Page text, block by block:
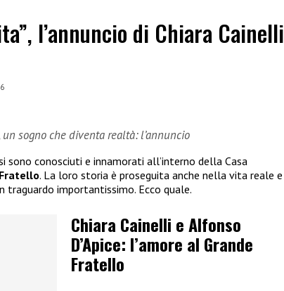
l’annuncio di Chiara Cainelli
un sogno che diventa realtà: l’annuncio
sono conosciuti e innamorati all’interno della Casa
. La loro storia è proseguita anche nella vita reale e
traguardo importantissimo. Ecco quale.
Chiara Cainelli e Alfonso
D’Apice: l’amore al Grande
Fratello